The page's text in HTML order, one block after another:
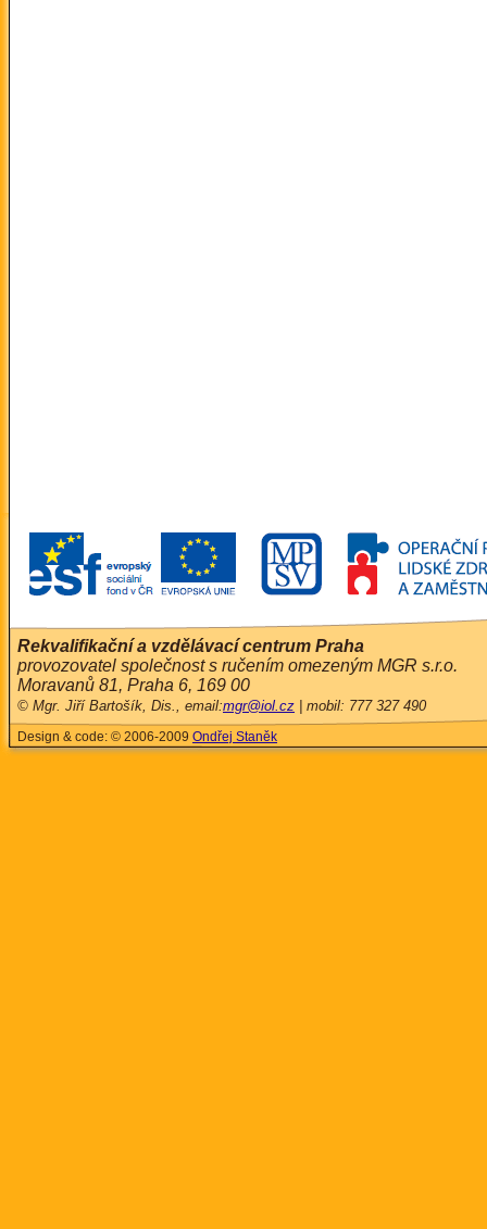
Rekvalifikační a vzdělávací centrum Praha
provozovatel společnost s ručením omezeným MGR s.r.o.
Moravanů 81, Praha 6, 169 00
© Mgr. Jiří Bartošík, Dis., email:mgr@iol.cz | mobil: 777 327 490
Design & code: © 2006-2009 Ondřej Staněk